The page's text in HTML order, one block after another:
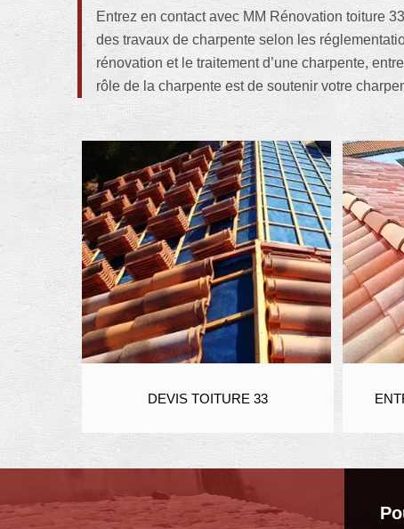
Entrez en contact avec MM Rénovation toiture
des travaux de charpente selon les
rénovation et le traitement d’une charpente,
rôle de la charpente est de soutenir votre
DEVIS TOITURE 33